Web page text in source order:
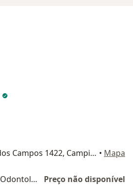
Avenida São José dos Campos 1422, Campinas • Mapa
Primeira consulta Odontológica
Preço não disponível